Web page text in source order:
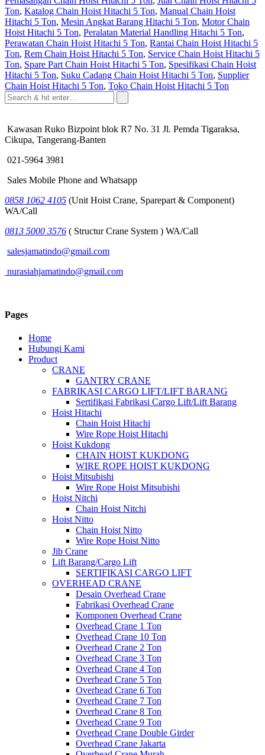
Ton, Katalog Chain Hoist Hitachi 5 Ton, Manual Chain Hoist
Hitachi 5 Ton, Mesin Angkat Barang Hitachi 5 Ton, Motor Chain
Hoist Hitachi 5 Ton, Peralatan Material Handling Hitachi 5 Ton,
Perawatan Chain Hoist Hitachi 5 Ton, Rantai Chain Hoist Hitachi 5
Ton, Rem Chain Hoist Hitachi 5 Ton, Service Chain Hoist Hitachi 5
Ton, Spare Part Chain Hoist Hitachi 5 Ton, Spesifikasi Chain Hoist
Hitachi 5 Ton, Suku Cadang Chain Hoist Hitachi 5 Ton, Supplier
Chain Hoist Hitachi 5 Ton, Toko Chain Hoist Hitachi 5 Ton
Kawasan Ruko Bizpoint blok R7 No. 31 Jl. Pemda Tigaraksa,
Cikupa, Tangerang-Banten
021-5964 3981
Sales Mobile Phone and Whatsapp
0858 1062 4105 (Unit Hoist Crane, Sparepart & Component)
WA/Call
0813 5000 3576 ( Structur Crane System ) WA/Call
salesjamatindo@gmail.com
nurasiahjamatindo@gmail.com
Pages
Home
Hubungi Kami
Product
CRANE
GANTRY CRANE
FABRIKASI CARGO LIFT/LIFT BARANG
Sertifikasi Fabrikasi Cargo Lift/Lift Barang
Hoist Hitachi
Chain Hoist Hitachi
Wire Rope Hoist Hitachi
Hoist Kukdong
CHAIN HOIST KUKDONG
WIRE ROPE HOIST KUKDONG
Hoist Mitsubishi
Wire Rope Hoist Mitsubishi
Hoist Nitchi
Chain Hoist Nitchi
Hoist Nitto
Chain Hoist Nitto
Wire Rope Hoist Nitto
Jib Crane
Lift Barang/Cargo Lift
SERTIFIKASI CARGO LIFT
OVERHEAD CRANE
Desain Overhead Crane
Fabrikasi Overhead Crane
Komponen Overhead Crane
Overhead Crane 1 Ton
Overhead Crane 10 Ton
Overhead Crane 2 Ton
Overhead Crane 3 Ton
Overhead Crane 4 Ton
Overhead Crane 5 Ton
Overhead Crane 6 Ton
Overhead Crane 7 Ton
Overhead Crane 8 Ton
Overhead Crane 9 Ton
Overhead Crane Double Girder
Overhead Crane Jakarta